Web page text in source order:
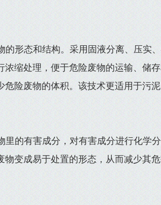
的形态和结构。采用固液分离、压实
缩处理，便于危险废物的运输、储
险废物的体积。该技术更适用于污
里的有害成分，对有害成分进行化学
变成易于处置的形态，从而减少其